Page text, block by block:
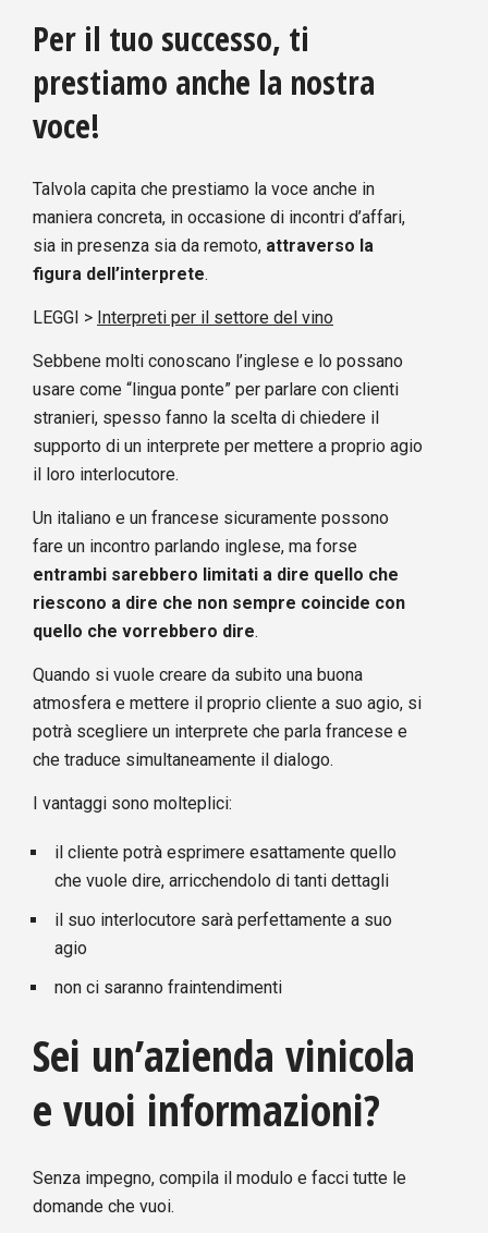
Per il tuo successo, ti
prestiamo anche la nostra
voce!
Talvola capita che prestiamo la voce anche in
maniera concreta, in occasione di incontri d’affari,
sia in presenza sia da remoto, attraverso la
figura dell’interprete.
LEGGI > Interpreti per il settore del vino
Sebbene molti conoscano l’inglese e lo possano
usare come “lingua ponte” per parlare con clienti
stranieri, spesso fanno la scelta di chiedere il
supporto di un interprete per mettere a proprio agio
il loro interlocutore.
Un italiano e un francese sicuramente possono
fare un incontro parlando inglese, ma forse
entrambi sarebbero limitati a dire quello che
riescono a dire che non sempre coincide con
quello che vorrebbero dire.
Quando si vuole creare da subito una buona
atmosfera e mettere il proprio cliente a suo agio, si
potrà scegliere un interprete che parla francese e
che traduce simultaneamente il dialogo.
I vantaggi sono molteplici:
il cliente potrà esprimere esattamente quello
che vuole dire, arricchendolo di tanti dettagli
il suo interlocutore sarà perfettamente a suo
agio
non ci saranno fraintendimenti
Sei un’azienda vinicola
e vuoi informazioni?
Senza impegno, compila il modulo e facci tutte le
domande che vuoi.